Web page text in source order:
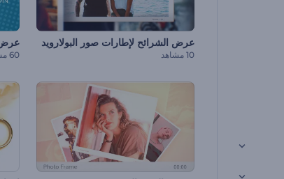
عرض الشرائح لإطارات صور البولارويد
10 مشاهد
عرض
60 مشاهد